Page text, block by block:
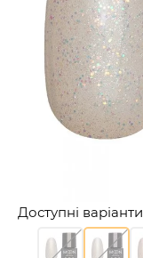
Доступні варіанти